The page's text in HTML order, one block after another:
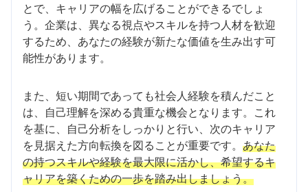
とで、キャリアの幅を広げることができるでしょ
う。企業は、異なる視点やスキルを持つ人材を歓迎
するため、あなたの経験が新たな価値を生み出す可
能性があります。
また、短い期間であっても社会人経験を積んだこと
は、自己理解を深める貴重な機会となります。これ
を基に、自己分析をしっかりと行い、次のキャリア
を見据えた方向転換を図ることが重要です。 あなた
の持つスキルや経験を最大限に活かし、希望するキ
ャリアを築くための一歩を踏み出しましょう。